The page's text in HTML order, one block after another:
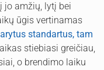
jo amžių, lytį bei
ūgis vertinamas
standartus, tam
stiebiasi greičiau,
o brendimo laiku